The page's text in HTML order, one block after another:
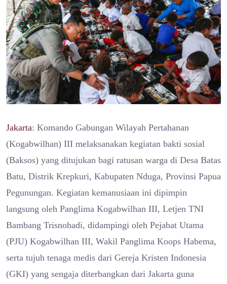
Jakarta: Komando Gabungan Wilayah Pertahanan
(Kogabwilhan) III melaksanakan kegiatan bakti sosial
(Baksos) yang ditujukan bagi ratusan warga di Desa Batas
Batu, Distrik Krepkuri, Kabupaten Nduga, Provinsi Papua
Pegunungan. Kegiatan kemanusiaan ini dipimpin
langsung oleh Panglima Kogabwilhan III, Letjen TNI
Bambang Trisnohadi, didampingi oleh Pejabat Utama
(PJU) Kogabwilhan III, Wakil Panglima Koops Habema,
serta tujuh tenaga medis dari Gereja Kristen Indonesia
(GKI) yang sengaja diterbangkan dari Jakarta guna